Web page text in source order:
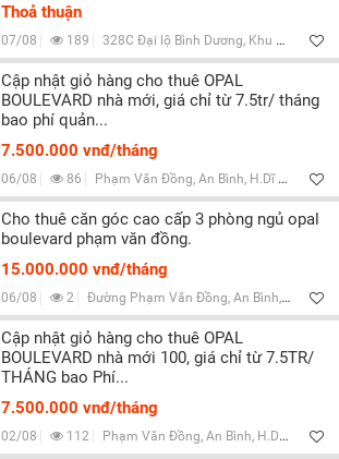
Lọc
Thoả thuận
07/08 189 328C Đại lộ Bình Dương, Khu phố Hưng Lộc, Thuận An, Bình Dương
Cập nhật giỏ hàng cho thuê OPAL
BOULEVARD nhà mới, giá chỉ từ 7.5tr/ tháng
bao phí quản...
7.500.000 vnđ/tháng
06/08 86 Phạm Văn Đồng, An Bình, H.Dĩ An, Bình Dương
Cho thuê căn góc cao cấp 3 phòng ngủ opal
boulevard phạm văn đồng.
15.000.000 vnđ/tháng
06/08 2 Đường Phạm Văn Đồng, An Bình, Bình Dương
Cập nhật giỏ hàng cho thuê OPAL
BOULEVARD nhà mới 100, giá chỉ từ 7.5TR/
THÁNG bao Phí...
7.500.000 vnđ/tháng
02/08 112 Phạm Văn Đồng, An Bình, H.Dĩ An, Bình Dương